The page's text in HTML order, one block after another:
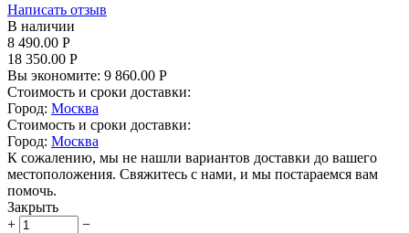
Написать отзыв
В наличии
8 490.00 Р
18 350.00 Р
Вы экономите: 9 860.00 Р
Стоимость и сроки доставки:
Город: Москва
Стоимость и сроки доставки:
Город: Москва
К сожалению, мы не нашли вариантов доставки до вашего
местоположения. Свяжитесь с нами, и мы постараемся вам
помочь.
Закрыть
+
−